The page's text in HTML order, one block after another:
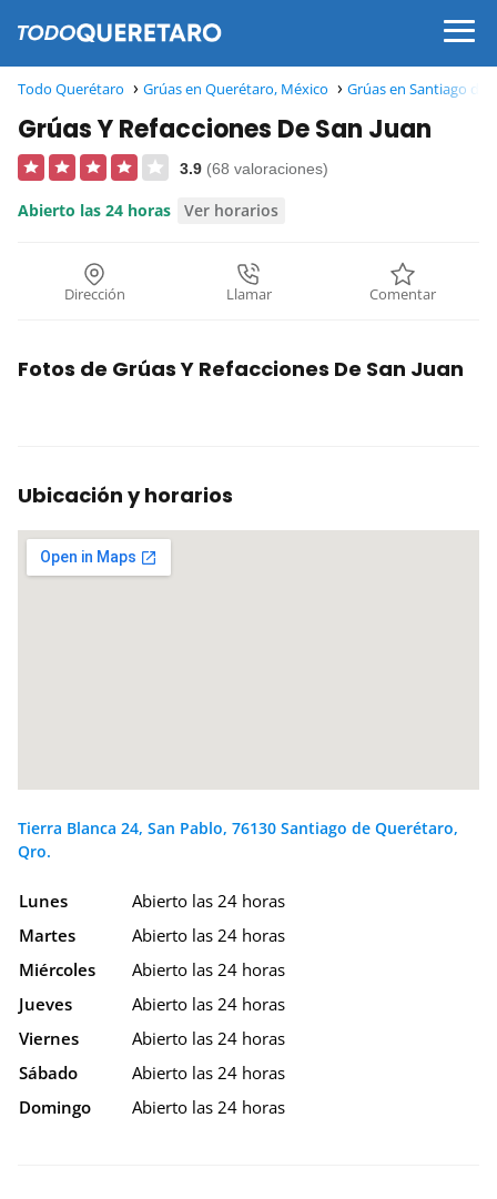
Todo Querétaro Grúas en Querétaro, México Grúas en Santiago de
Grúas Y Refacciones De San Juan
3.9 (68 valoraciones)
Abierto las 24 horas Ver horarios
Dirección Llamar Comentar
Fotos de Grúas Y Refacciones De San Juan
Ubicación y horarios
Tierra Blanca 24, San Pablo, 76130 Santiago de Querétaro,
Qro.
Lunes
Abierto las 24 horas
Martes
Abierto las 24 horas
Miércoles
Abierto las 24 horas
Jueves
Abierto las 24 horas
Viernes
Abierto las 24 horas
Sábado
Abierto las 24 horas
Domingo
Abierto las 24 horas